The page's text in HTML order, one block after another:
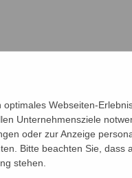
Webseiten-
Unternehmensziele
oder zur Anzeige
Bitte beachten Sie,
stehen.